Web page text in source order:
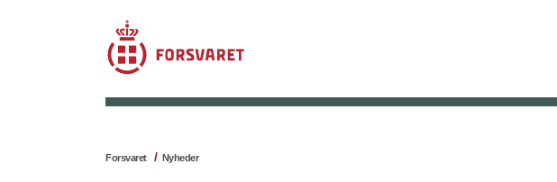
Forsvaret Nyheder